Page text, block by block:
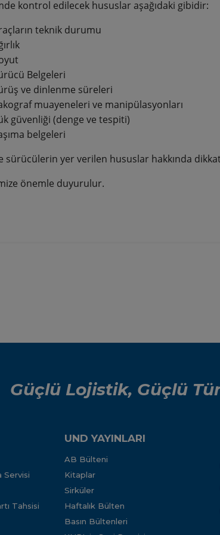
kontrol edilecek hususlar aşağıdaki gibidir:
teknik durumu
Belgeleri
ve dinlenme süreleri
muayeneleri ve manipülasyonları
güvenliği (denge ve tespiti)
belgeleri
sürücülerin yer verilen hususlar hakkında
önemle duyurulur.
Güçlü Lojistik, Güçlü
Servisi
Tahsisi
UND YAYINLARI
AB Bülteni
Kitaplar
Sirküler
Haftalık Bülten
Basın Bültenleri